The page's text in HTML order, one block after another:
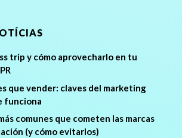
trip y cómo aprovecharlo en tu
que vender: claves del marketing
funciona
comunes que cometen las marcas
(y cómo evitarlos)